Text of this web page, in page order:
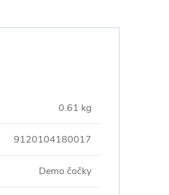
0.61 kg
9120104180017
Demo čočky